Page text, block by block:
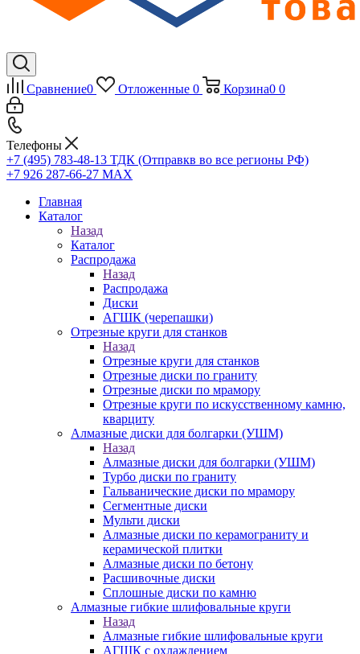
Сравнение0 Отложенные 0 Корзина0 0
Телефоны
+7 (495) 783-48-13 ТДК (Отправкв во все регионы РФ)
+7 926 287-66-27 МАХ
Главная
Каталог
Назад
Каталог
Распродажа
Назад
Распродажа
Диски
АГШК (черепашки)
Отрезные круги для станков
Назад
Отрезные круги для станков
Отрезные диски по граниту
Отрезные диски по мрамору
Отрезные круги по искусственному камню,
кварциту
Алмазные диски для болгарки (УШМ)
Назад
Алмазные диски для болгарки (УШМ)
Турбо диски по граниту
Гальванические диски по мрамору
Сегментные диски
Мульти диски
Алмазные диски по керамограниту и
керамической плитки
Алмазные диски по бетону
Расшивочные диски
Сплошные диски по камню
Алмазные гибкие шлифовальные круги
Назад
Алмазные гибкие шлифовальные круги
АГШК с охлаждением